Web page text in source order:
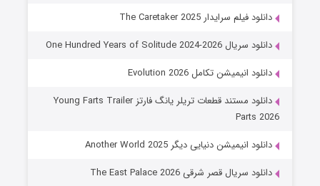
دانلود فیلم سرایدار The Caretaker 2025
دانلود سریال One Hundred Years of Solitude 2024-2026
دانلود انیمیشن تکامل Evolution 2026
دانلود مستند قطعات تریلر یانگ فارتز Young Farts Trailer
Parts 2026
دانلود انیمیشن دنیایی دیگر Another World 2025
دانلود سریال قصر شرقی The East Palace 2026